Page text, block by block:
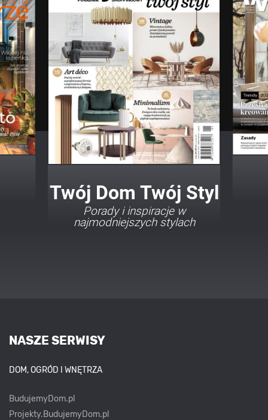
Twój Dom Twój Styl
Porady i inspiracje w
najmodniejszych stylach
NASZE SERWISY
DOM, OGRÓD I WNĘTRZA
BudujemyDom.pl
Projekty.BudujemyDom.pl